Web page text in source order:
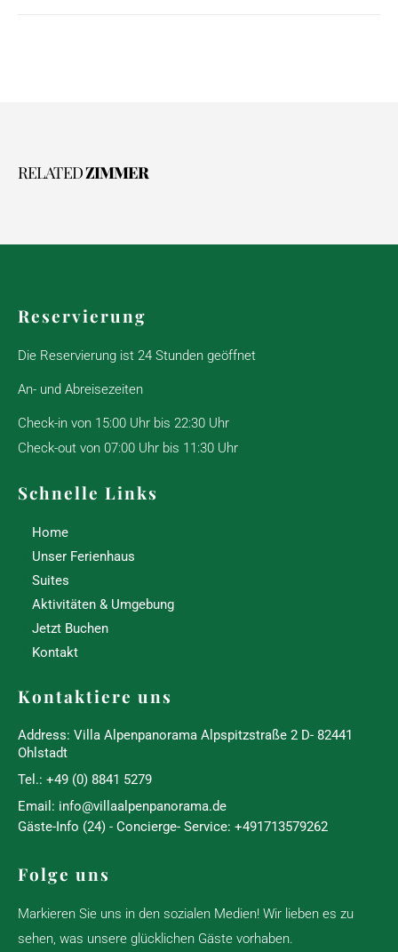
RELATEDZIMMER
Reservierung
Die Reservierung ist 24 Stunden geöffnet
An- und Abreisezeiten
Check-in von 15:00 Uhr bis 22:30 Uhr
Check-out von 07:00 Uhr bis 11:30 Uhr
Schnelle Links
Home
Unser Ferienhaus
Suites
Aktivitäten & Umgebung
Jetzt Buchen
Kontakt
Kontaktiere uns
Address: Villa Alpenpanorama Alpspitzstraße 2 D- 82441
Ohlstadt
Tel.: +49 (0) 8841 5279
Email: info@villaalpenpanorama.de
Gäste-Info (24) - Concierge- Service: +491713579262
Folge uns
Markieren Sie uns in den sozialen Medien! Wir lieben es zu
sehen, was unsere glücklichen Gäste vorhaben.